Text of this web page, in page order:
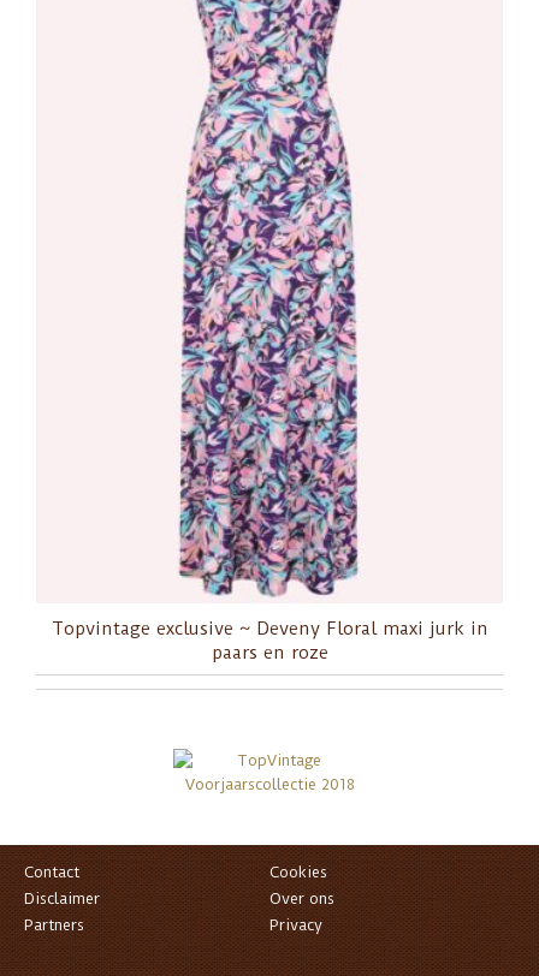
Topvintage exclusive ~ Deveny Floral maxi jurk in
paars en roze
Contact
Cookies
Disclaimer
Over ons
Partners
Privacy